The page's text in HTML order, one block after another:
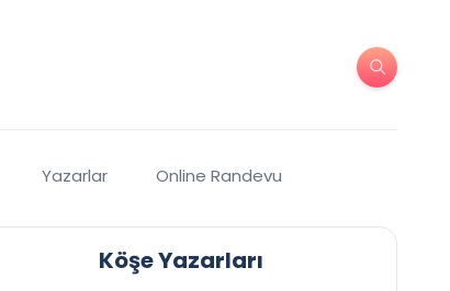
Yazarlar Online Randevu
Köşe Yazarları